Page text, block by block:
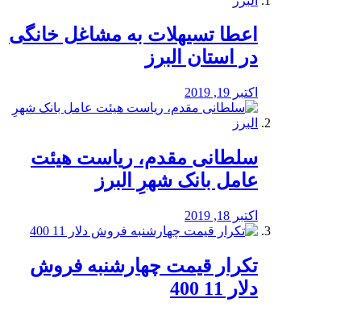
️اعطا تسیهلات به مشاغل خانگی
در استان البرز
اکتبر 19, 2019
سلطانی مقدم، ریاست هیئت
عامل بانک شهرِ البرز
اکتبر 18, 2019
تکرار قیمت چهارشنبه فروش
دلار 11 400